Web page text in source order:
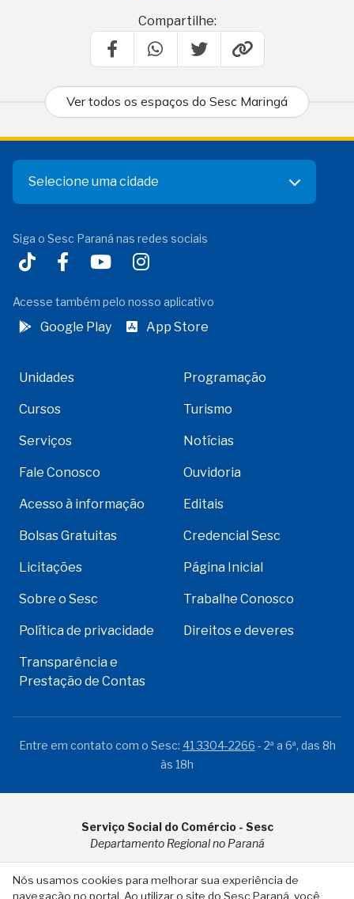
Nós usamos cookies para melhorar sua experiência de
navegação no portal. Ao utilizar o site do Sesc Paraná, você
Compartilhe:
Ver todos os espaços do Sesc Maringá
Selecione uma cidade
Siga o Sesc Paraná nas redes sociais
Acesse também pelo nosso aplicativo
Google Play App Store
Unidades Programação
Cursos Turismo
Serviços Notícias
Fale Conosco Ouvidoria
Acesso à informação Editais
Bolsas Gratuitas Credencial Sesc
Licitações Página Inicial
Sobre o Sesc Trabalhe Conosco
Política de privacidade Direitos e deveres
Transparência e
Prestação de Contas
Entre em contato com o Sesc: 41 3304-2266 - 2ª a 6ª, das 8h
às 18h
Serviço Social do Comércio - Sesc
Departamento Regional no Paraná
Rua Visconde do Rio Branco, 931 - CEP 80.410-001 - Curitiba -
PR